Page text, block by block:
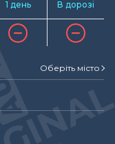
1 день В дорозі
Оберіть місто